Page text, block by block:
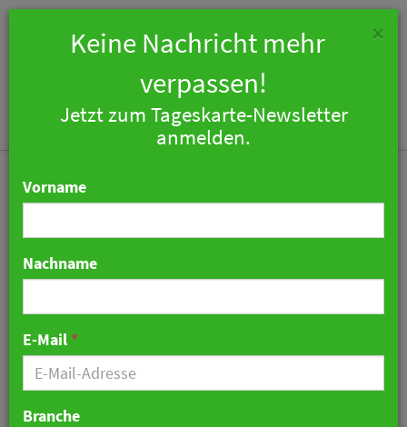
Was am häufigsten in
Hotels vergessenen wird
04. September 2018 14:28 Uhr| Hotellerie
×
Keine Nachricht mehr
verpassen!
Jetzt zum Tageskarte-Newsletter
anmelden.
Vorname
Nachname
E-Mail *
Branche